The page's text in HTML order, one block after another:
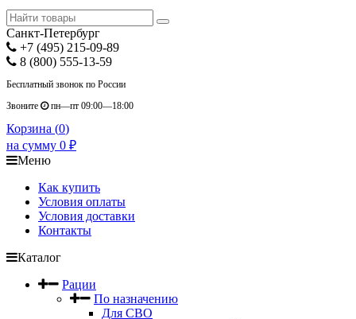
Санкт-Петербург
+7 (495) 215-09-89
8 (800) 555-13-59
Бесплатный звонок по России
Звоните
пн—пт 09:00—18:00
Корзина (0)
на сумму 0 ₽
Меню
Как купить
Условия оплаты
Условия доставки
Контакты
Каталог
Рации
По назначению
Для СВО